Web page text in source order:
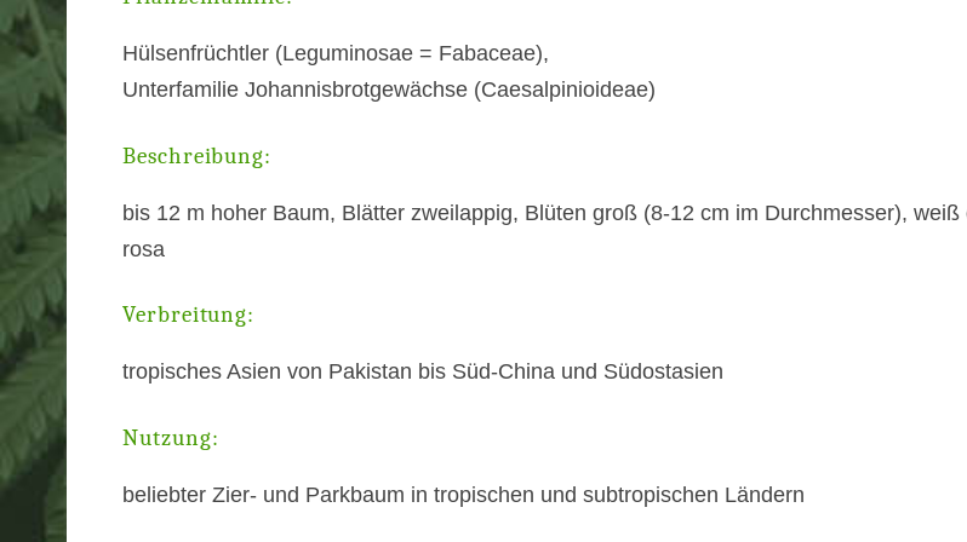
Hülsenfrüchtler (Leguminosae = Fabaceae),
Unterfamilie Johannisbrotgewächse (Caesalpinioideae)
Beschreibung:
bis 12 m hoher Baum, Blätter zweilappig, Blüten groß (8-12 cm im Durchmesser), weiß
rosa
Verbreitung:
tropisches Asien von Pakistan bis Süd-China und Südostasien
Nutzung:
beliebter Zier- und Parkbaum in tropischen und subtropischen Ländern